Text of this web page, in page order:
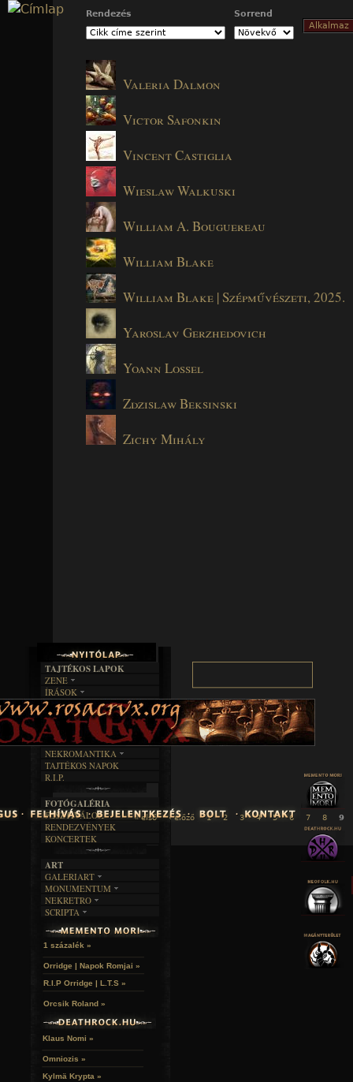
Jump to navigation
Rendezés Sorrend
Valeria Dalmon
Victor Safonkin
Vincent Castiglia
Wieslaw Walkuski
William A. Bouguereau
William Blake
William Blake | Szépművészeti, 2025.
Yaroslav Gerzhedovich
Yoann Lossel
Zdzislaw Beksinski
Zichy Mihály
« első ‹ előző 1 2 3 4 5 6 7 8 9
TAJTÉKOS LAPOK
ZENE
EGYÜTTESEK
INTERJÚK
FORDÍTÁSOK
DALSZÖVEGEK
ÍRÁSOK
IRODALOM
FILM
MŰVÉSZET
ÍRÁSTÖRTÉNET
BOSZORKÁNYKONYHA
FEKETE HUMOR
KÉPES
SZÖVEGES
RENDEZVÉNYEK
NEKROMANTIKA
AKTUÁLIS
A MÚLT
TAJTÉKOS NAPOK
R.I.P.
FOTÓGALÉRIA
FESZTIVÁLOK
RENDEZVÉNYEK
KONCERTEK
ART
GALERIART
ARTGALERI
KÉPREGÉNYEK
LAKÁSKULTS
MONUMENTUM
TEMETŐK
TEMPLOMOK
VÁRAK
HELYEK
NEKRETRO
SZUBKULT
FEKETE LYUK
RELIKVIÁK
SCRIPTA
NOVELLÁK
VERSEK
1 százalék »
Orridge | Napok Romjai »
R.I.P Orridge | L.T.S »
Orcsik Roland »
Klaus Nomi »
Omniozis »
Kylmä Krypta »